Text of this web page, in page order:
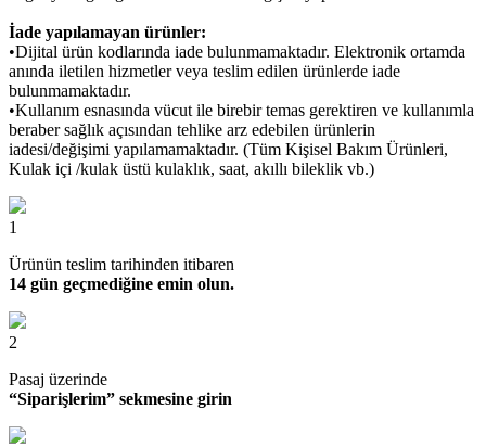
İade yapılamayan ürünler:
•Dijital ürün kodlarında iade bulunmamaktadır. Elektronik ortamda
anında iletilen hizmetler veya teslim edilen ürünlerde iade
bulunmamaktadır.
•Kullanım esnasında vücut ile birebir temas gerektiren ve kullanımla
beraber sağlık açısından tehlike arz edebilen ürünlerin
iadesi/değişimi yapılamamaktadır. (Tüm Kişisel Bakım Ürünleri,
Kulak içi /kulak üstü kulaklık, saat, akıllı bileklik vb.)
1
Ürünün teslim tarihinden itibaren
14 gün geçmediğine emin olun.
2
Pasaj üzerinde
“Siparişlerim” sekmesine girin